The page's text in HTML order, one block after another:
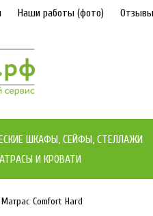
Наши работы (фото) Отзывы
ШКАФЫ, СЕЙФЫ, СТЕЛЛАЖИ
И КРОВАТИ
Матрас Comfort Hard